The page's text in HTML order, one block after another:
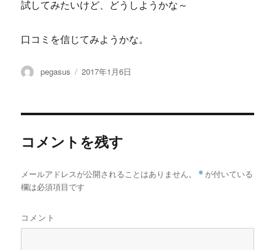
試してみたいけど、どうしようかな～
口コミを信じてみようかな。
投
pegasus
投
2017年1月6日
コメントを残す
メールアドレスが公開されることはありません。 * が付いている
欄は必須項目です
コメント